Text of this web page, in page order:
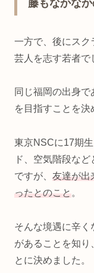
藤もなかな
一方で、後にスク
芸人を志す若者で
同じ福岡の出身で
を目指すことを決
東京NSCに17期
ド、空気階段な
ですが、 友達が出
ったとのこと。
そんな境遇に辛く
があることを知り
とに決めました。